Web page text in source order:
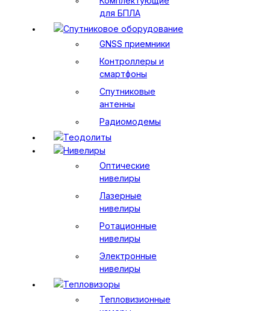
для БПЛА
Спутниковое оборудование
GNSS приемники
Контроллеры и
смартфоны
Спутниковые
антенны
Радиомодемы
Теодолиты
Нивелиры
Оптические
нивелиры
Лазерные
нивелиры
Ротационные
нивелиры
Электронные
нивелиры
Тепловизоры
Тепловизионные